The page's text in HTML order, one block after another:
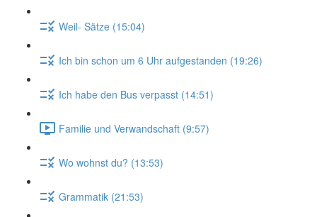
Weil- Sätze (15:04)
Ich bin schon um 6 Uhr aufgestanden (19:26)
Ich habe den Bus verpasst (14:51)
Familie und Verwandschaft (9:57)
Wo wohnst du? (13:53)
Grammatik (21:53)